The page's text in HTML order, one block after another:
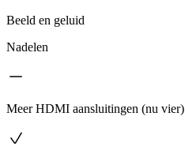
Beeld en geluid
Nadelen
Meer HDMI aansluitingen (nu